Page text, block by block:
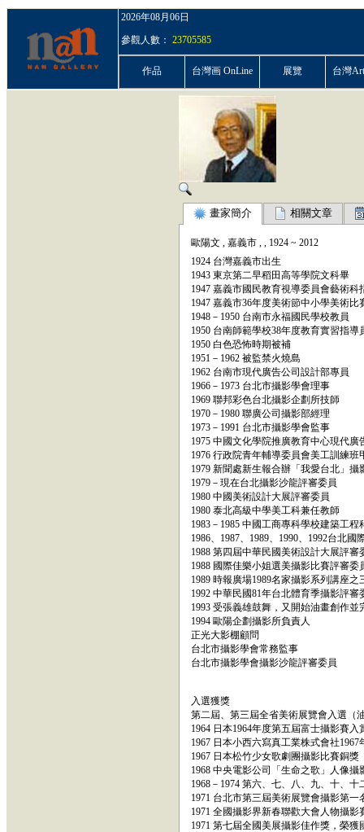
2026年08月06日
參觀人數： 23705585
作品 台灣画 OnLine 展覽 台灣
畫家簡介 相關文章
歐陽文 , 嘉義市 , , 1924 ~ 2012
1924 台灣嘉義市出生
1943 東京第二早稻田高等學院文科畢
1947 嘉義市國民教育視導委員會藝術科
1947 嘉義市36年度美術節中小學美術比
1948－1950 台南市永福國民學校教員
1950 台南師範學校38年度教育實習指導
1950 白色恐怖時期被補
1951－1962 被監禁火燒島
1962 台南市現代廣告公司設計部專員
1966－1973 台北市攝影學會理事
1969 聯邦彩色台北攝影企劃所技師
1970－1980 聯廣公司攝影部經理
1973－1991 台北市攝影學會監事
1975 中國文化學院推廣教育中心現代廣
1976 行政院青年輔導委員會美工訓練班
1979 新聞處新生報合辦「我愛台北」攝
1979－現在台北攝影沙龍評審委員
1980 中國美術設計大展評審委員
1980 泰北高級中學美工科兼任教師
1983－1985 中國工商專科學校建築工程
1986、1987、1989、1990、1992台北
1988 第四屆中華民國美術設計大展評審
1988 國際佳樂小姐選美攝影比賽評審委
1989 時報廣場1989名家攝影系列講座
1992 中華民國81年台北體育季攝影評審
1993 受張義雄鼓舞，又開始油畫創作
1994 歐陽企劃攝影所負責人
正光大影棚顧問
台北市攝影學會常務監事
台北市攝影學會攝影沙龍評審委員
入選獲獎
第二屆、第三屆全省美術展覽會入選（
1964 日本1964年度第五屆富士攝影賽入
1967 日本小西六寫真工業株式會社1967
1967 日本松竹少女歌劇團攝影比賽銅獎
1968 中央電影公司「生命之歌」人像攝
1968－1974 第六、七、八、九、十、
1971 台北市第三屆美術展覽會攝影第一
1971 全國攝影界新春聯歡大會人物攝
1971 第七屆全國美展攝影佳作獎，榮